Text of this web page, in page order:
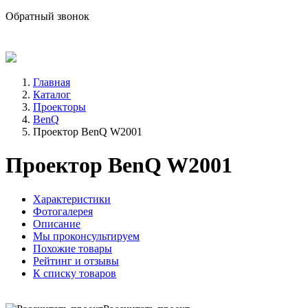
Обратный звонок
Главная
Каталог
Проекторы
BenQ
Проектор BenQ W2001
Проектор BenQ W2001
Характеристики
Фотогалерея
Описание
Мы проконсультируем
Похожие товары
Рейтинг и отзывы
К списку товаров